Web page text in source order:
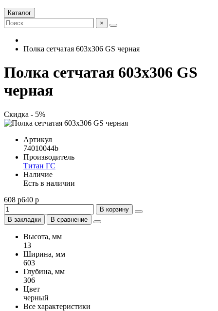
Каталог
×
Полка сетчатая 603x306 GS черная
Полка сетчатая 603x306 GS
черная
Скидка - 5%
Артикул
74010044b
Производитель
Титан ГС
Наличие
Есть в наличии
608 р640 р
В корзину
В закладки
В сравнение
Высота, мм
13
Ширина, мм
603
Глубина, мм
306
Цвет
черный
Все характеристики